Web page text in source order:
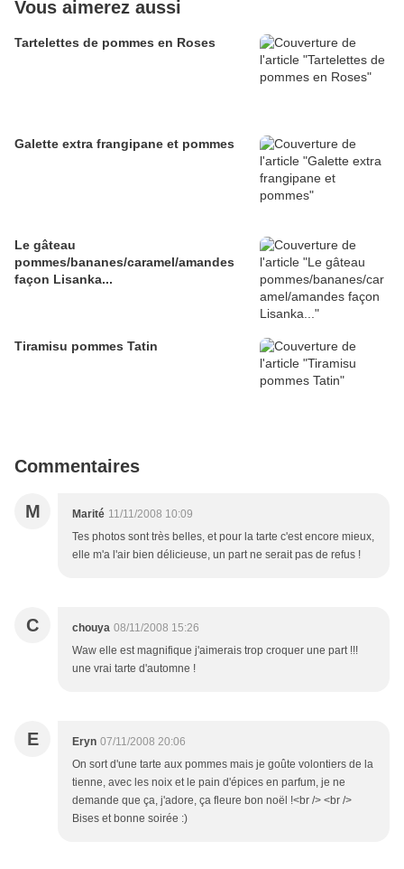
Vous aimerez aussi
Tartelettes de pommes en Roses
Galette extra frangipane et pommes
Le gâteau
pommes/bananes/caramel/amandes
façon Lisanka...
Tiramisu pommes Tatin
Commentaires
M Marité 11/11/2008 10:09
Tes photos sont très belles, et pour la tarte c'est encore mieux,
elle m'a l'air bien délicieuse, un part ne serait pas de refus !
C chouya 08/11/2008 15:26
Waw elle est magnifique j'aimerais trop croquer une part !!!
une vrai tarte d'automne !
E Eryn 07/11/2008 20:06
On sort d'une tarte aux pommes mais je goûte volontiers de la
tienne, avec les noix et le pain d'épices en parfum, je ne
demande que ça, j'adore, ça fleure bon noël !<br /> <br />
Bises et bonne soirée :)